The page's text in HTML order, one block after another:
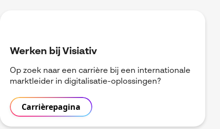
Werken bij Visiativ
Op zoek naar een carrière bij een internationale
marktleider in digitalisatie-oplossingen?
Carrièrepagina